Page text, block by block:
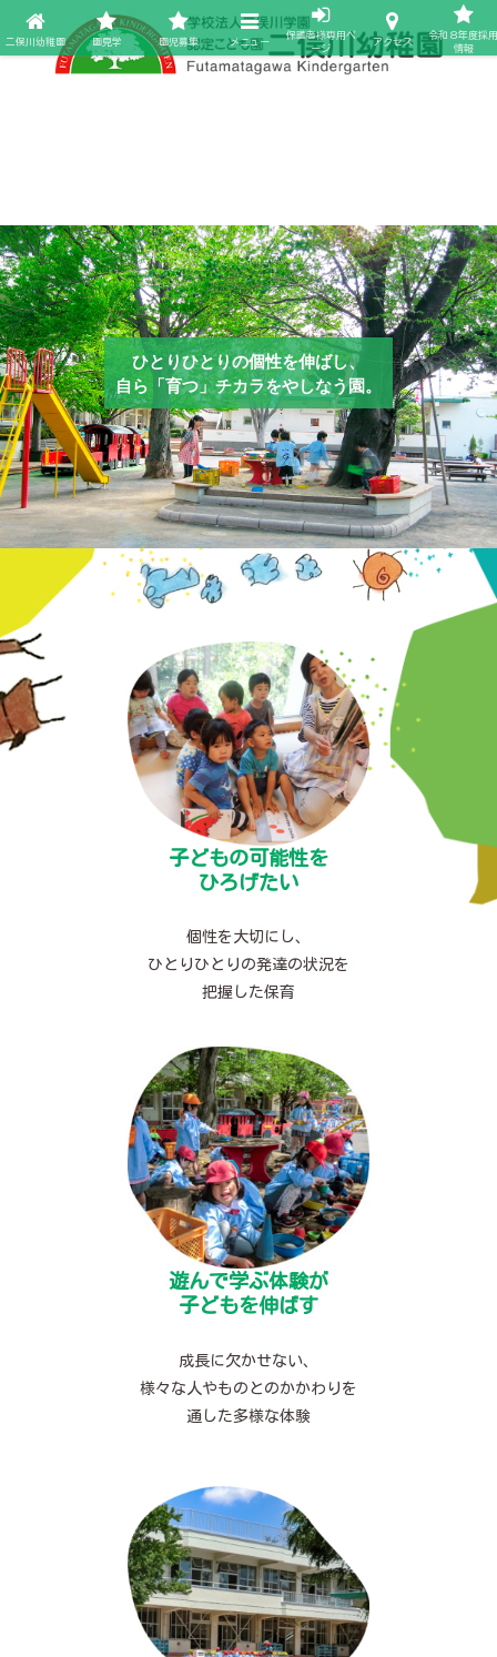
ひとりひとりの個性を伸ばし、
自ら「育つ」チカラをやしなう園。
子どもの可能性を
ひろげたい
個性を大切にし、
ひとりひとりの発達の状況を
把握した保育
遊んで学ぶ体験が
子どもを伸ばす
成長に欠かせない、
様々な人やものとのかかわりを
通した多様な体験
二俣川幼稚園 園見学 園児募集 メニュー
保護者様専用ペ
ージ
アクセス
令和８年度採
情報